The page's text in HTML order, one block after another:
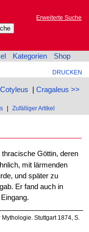
Erweiterte Suche
Kategorien Shop
DRUCKEN
| Cragaleus >>
Zufälliger Artikel
thracische Göttin, deren
mit lärmenden
und später zu
Er fand auch in
Stuttgart 1874, S.